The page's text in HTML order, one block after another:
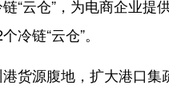
云仓”，为电商企业提
链“云仓”。
源腹地，扩大港口集